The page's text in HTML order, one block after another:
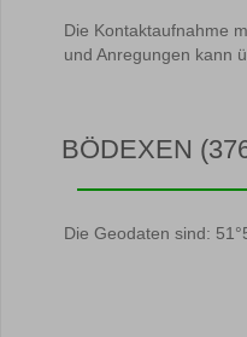
Die Kontaktaufnahme
und Anregungen kann
BÖDEXEN
Die Geodaten sind: